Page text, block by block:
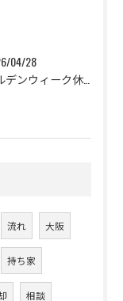
04/28
ゴールデンウィーク休業のお知らせ
流れ 大阪
持ち家
相談